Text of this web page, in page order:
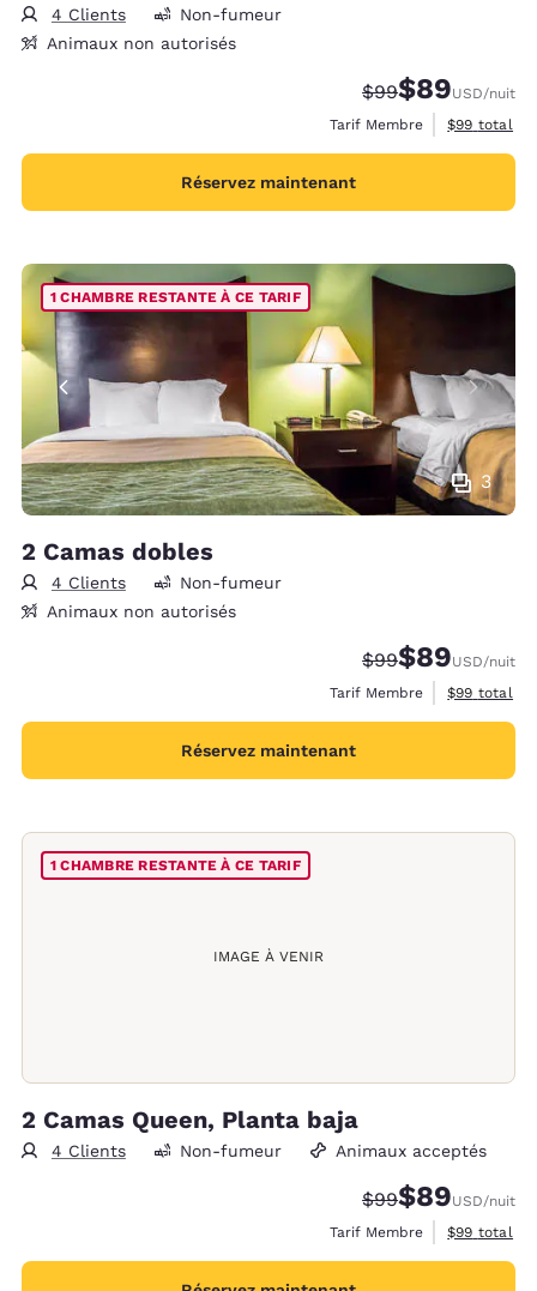
4 Clients
Non-fumeur
Animaux non autorisés
Tarif barré :
$99Tarif réduit :
$89USD/nuit
Tarif Membre
Afficher les
$99 total
Réservez maintenant
3
1 CHAMBRE RESTANTE À CE TARIF
2 Camas dobles
4 Clients
Non-fumeur
Animaux non autorisés
Tarif barré :
$99Tarif réduit :
$89USD/nuit
Tarif Membre
Afficher les
$99 total
Réservez maintenant
IMAGE À VENIR
1 CHAMBRE RESTANTE À CE TARIF
2 Camas Queen, Planta baja
4 Clients Non-fumeur Animaux acceptés
Tarif barré :
$99Tarif réduit :
$89USD/nuit
Tarif Membre
Afficher les
$99 total